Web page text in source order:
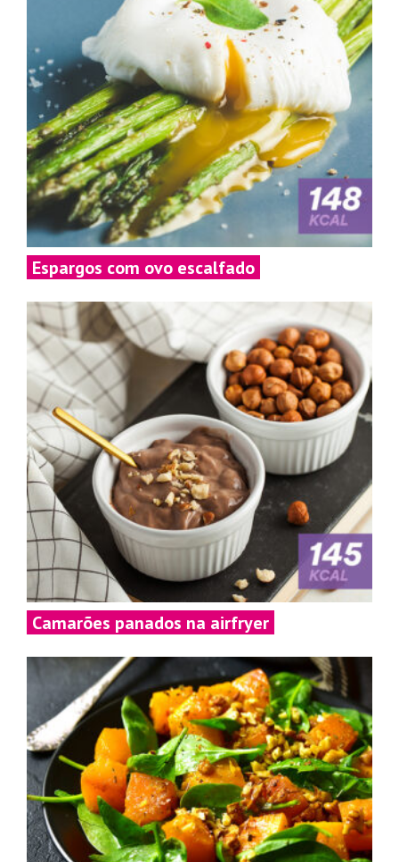
Espargos com ovo escalfado
Camarões panados na airfryer